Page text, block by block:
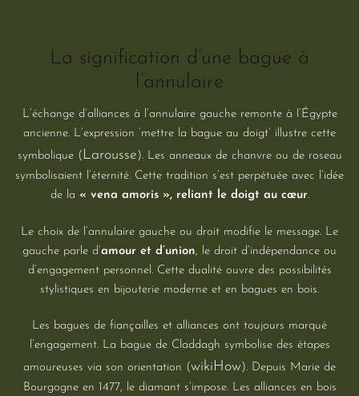
La signification d’une bague à
l’annulaire
L’échange d’alliances à l’annulaire gauche remonte à l’Égypte
ancienne. L’expression ‘mettre la bague au doigt’ illustre cette
symbolique ( Larousse ). Les anneaux de chanvre ou de roseau
symbolisaient l’éternité. Cette tradition s’est perpétuée avec l’idée
de la « vena amoris », reliant le doigt au cœur.
Le choix de l’annulaire gauche ou droit modifie le message. Le
gauche parle d’amour et d’union, le droit d’indépendance ou
d’engagement personnel. Cette dualité ouvre des possibilités
stylistiques en bijouterie moderne et en bagues en bois.
Les bagues de fiançailles et alliances ont toujours marqué
l’engagement. La bague de Claddagh symbolise des étapes
amoureuses via son orientation (wikiHow). Depuis Marie de
Bourgogne en 1477, le diamant s’impose. Les alliances en bois